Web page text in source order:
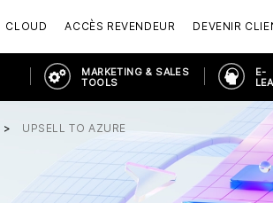
CLOUD ACCÈS REVENDEUR DEVENIR
MARKETING & SALES
TOOLS
E-
UPSELL TO AZURE